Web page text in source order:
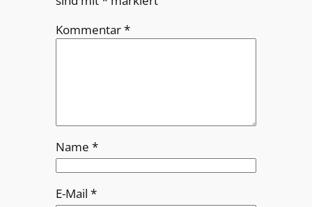
Kommentar*
Name *
E-Mail *